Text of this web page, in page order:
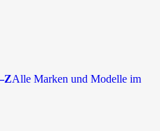
Alle Marken und Modelle im